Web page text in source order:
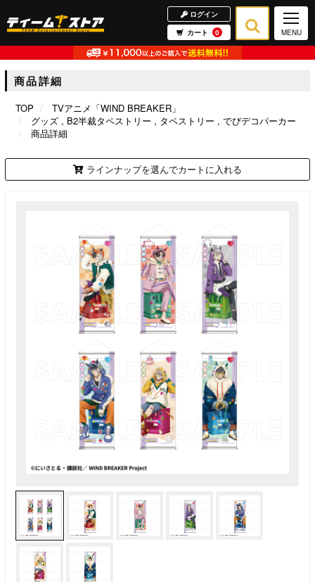
ログイン
カート
0 MENU
商品詳細
TOP
TVアニメ「WIND BREAKER」
グッズ
B2半裁タペストリー タペストリー
でびデコパーカー
商品詳細
ラインナップを選んでカートに入れる